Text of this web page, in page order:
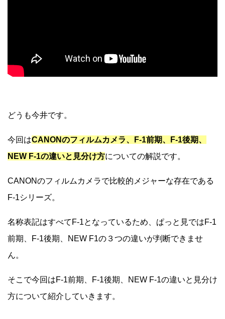
どうも今井です。
今回はCANONのフィルムカメラ、F-1前期、F-1後期、
NEW F-1の違いと見分け方についての解説です。
CANONのフィルムカメラで比較的メジャーな存在である
F-1シリーズ。
名称表記はすべてF-1となっているため、ぱっと見ではF-1
前期、F-1後期、NEW F1の３つの違いが判断できませ
ん。
そこで今回はF-1前期、F-1後期、NEW F-1の違いと見分け
方について紹介していきます。